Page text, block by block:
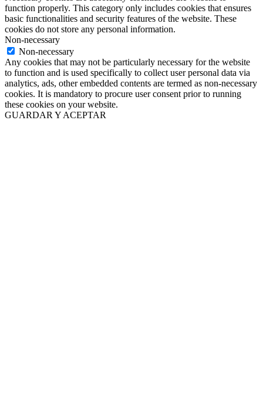
function properly. This category only includes cookies that ensures
basic functionalities and security features of the website. These
cookies do not store any personal information.
Non-necessary
Non-necessary
Any cookies that may not be particularly necessary for the website
to function and is used specifically to collect user personal data via
analytics, ads, other embedded contents are termed as non-necessary
cookies. It is mandatory to procure user consent prior to running
these cookies on your website.
GUARDAR Y ACEPTAR